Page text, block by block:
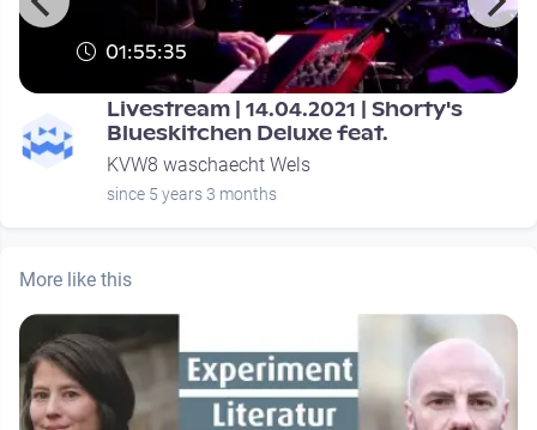
01:55:35
Livestream | 14.04.2021 | Shorty's
Blueskitchen Deluxe feat.
KVW8 waschaecht Wels
since 5 years 3 months
More like this